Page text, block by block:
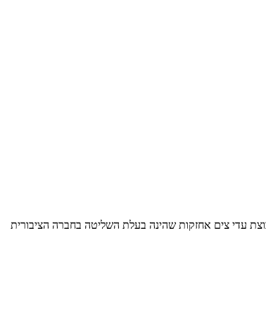
עדי צים אחזקות שהינה בעלת השליטה בחברה הציבורית